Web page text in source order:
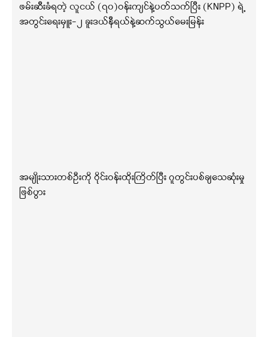
ဖမ်းဆီးခံရတဲ့ လူငယ် (၇၀)ဝန်းကျင်နဲ့ပတ်သက်ပြီး (KNPP) ရဲ့
အတွင်းရေးမှူး-၂ ခူးဒယ်နီရယ်နဲ့ဆက်သွယ်မေးမြန်း
အမျိုးသားတစ်ဦးကို ဝိုင်းဝန်းထိုးကြိတ်ပြီး ဂူတွင်းပစ်ချသေဆုံးမှု
ဖြစ်ပွား